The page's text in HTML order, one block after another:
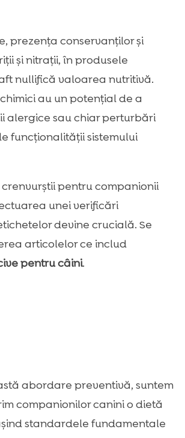
prezența conservanților și
și nitrații, în produsele
nullifică valoarea nutritivă.
au un potențial de a
alergice sau chiar perturbări
funcționalității sistemului
pentru companionii
unei verificări
devine crucială. Se
articolelor ce includ
pentru câini.
abordare preventivă, suntem
companionilor canini o dietă
standardele fundamentale